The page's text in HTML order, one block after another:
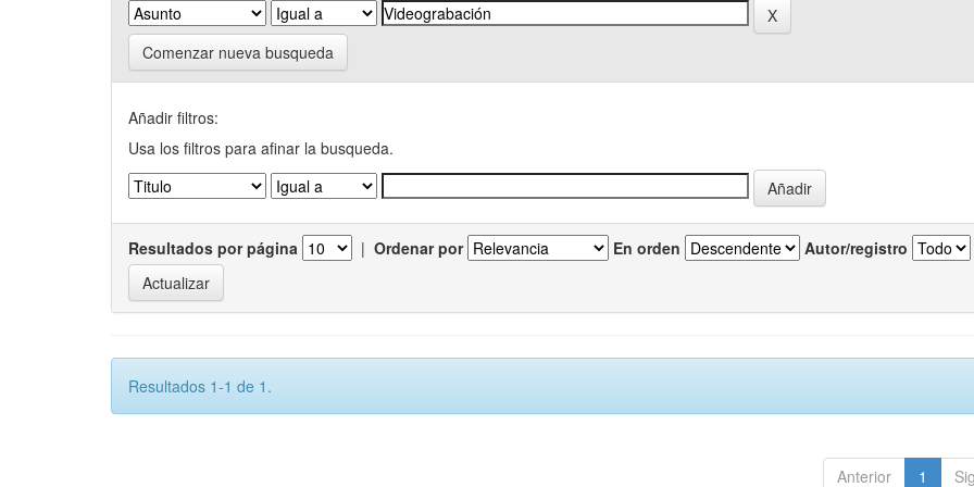
Comenzar nueva busqueda
Añadir filtros:
Usa los filtros para afinar la busqueda.
Resultados por página | Ordenar por En orden Autor/registro
Resultados 1-1 de 1.
Anterior 1